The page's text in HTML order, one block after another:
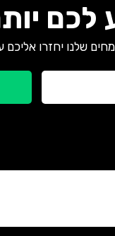
לכם
שלנו יחזרו